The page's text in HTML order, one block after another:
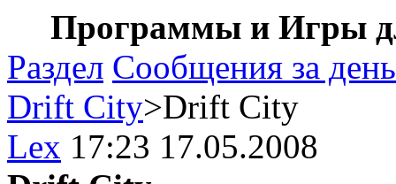
Программы и Игры
Раздел Сообщения за день
Drift City>Drift City
Lex 17:23 17.05.2008